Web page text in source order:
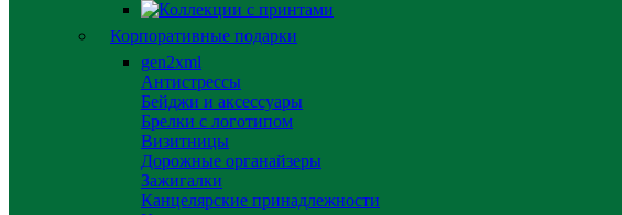
Корпоративные подарки
gen2xml
Антистрессы
Бейджи и аксессуары
Брелки с логотипом
Визитницы
Дорожные органайзеры
Зажигалки
Канцелярские принадлежности